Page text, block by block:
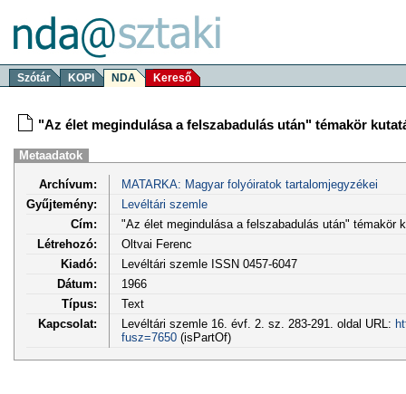
Szótár KOPI NDA Kereső
"Az élet megindulása a felszabadulás után" témakör
Metaadatok
Archívum:
MATARKA: Magyar folyóiratok tartalomjegyzékei
Gyűjtemény:
Levéltári szemle
Cím:
"Az élet megindulása a felszabadulás után" témakör
Létrehozó:
Oltvai Ferenc
Kiadó:
Levéltári szemle ISSN 0457-6047
Dátum:
1966
Típus:
Text
Kapcsolat:
Levéltári szemle 16. évf. 2. sz. 283-291. oldal URL:
fusz=7650(isPartOf)